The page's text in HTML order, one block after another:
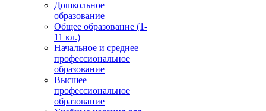
Дошкольное
образование
Общее образование (1-
11 кл.)
Начальное и среднее
профессиональное
образование
Высшее
профессиональное
образование